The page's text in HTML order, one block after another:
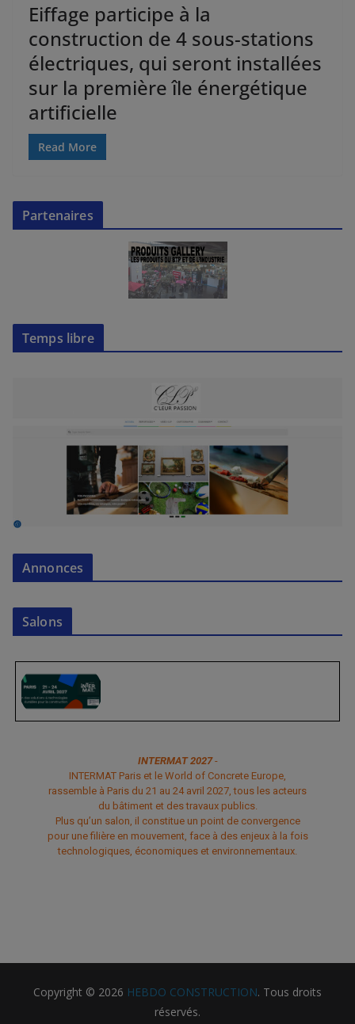
Eiffage participe à la
construction de 4 sous-stations
électriques, qui seront installées
sur la première île énergétique
artificielle
Read More
Partenaires
Temps libre
Annonces
Salons
INTERMAT 2027-
INTERMAT Paris et le World of Concrete Europe,
rassemble à Paris du 21 au 24 avril 2027, tous les acteurs
du bâtiment et des travaux publics.
Plus qu’un salon, il constitue un point de convergence
pour une filière en mouvement, face à des enjeux à la fois
technologiques, économiques et environnementaux.
Copyright © 2026 HEBDO CONSTRUCTION. Tous droits
réservés.